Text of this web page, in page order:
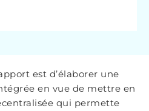
est d’élaborer une
en vue de mettre en
qui permette